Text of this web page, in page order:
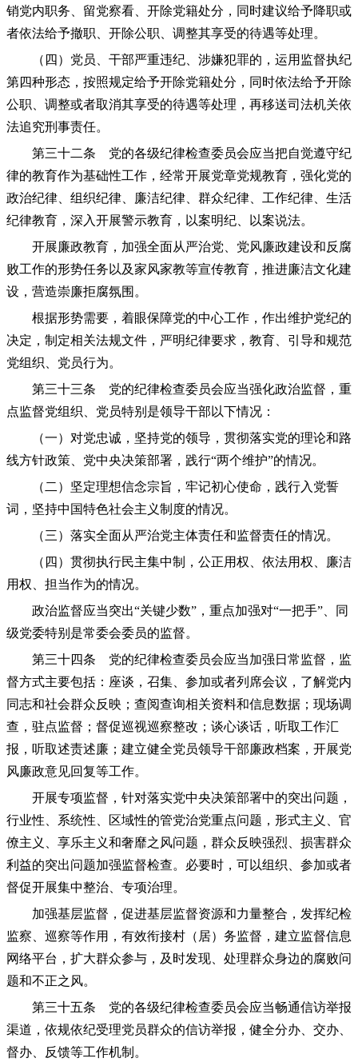
销党内职务、留党察看、开除党籍处分，同时建议给予降职或
者依法给予撤职、开除公职、调整其享受的待遇等处理。
（四）党员、干部严重违纪、涉嫌犯罪的，运用监督执纪
第四种形态，按照规定给予开除党籍处分，同时依法给予开除
公职、调整或者取消其享受的待遇等处理，再移送司法机关依
法追究刑事责任。
第三十二条 党的各级纪律检查委员会应当把自觉遵守纪
律的教育作为基础性工作，经常开展党章党规教育，强化党的
政治纪律、组织纪律、廉洁纪律、群众纪律、工作纪律、生活
纪律教育，深入开展警示教育，以案明纪、以案说法。
开展廉政教育，加强全面从严治党、党风廉政建设和反腐
败工作的形势任务以及家风家教等宣传教育，推进廉洁文化建
设，营造崇廉拒腐氛围。
根据形势需要，着眼保障党的中心工作，作出维护党纪的
决定，制定相关法规文件，严明纪律要求，教育、引导和规范
党组织、党员行为。
第三十三条 党的纪律检查委员会应当强化政治监督，重
点监督党组织、党员特别是领导干部以下情况：
（一）对党忠诚，坚持党的领导，贯彻落实党的理论和路
线方针政策、党中央决策部署，践行“两个维护”的情况。
（二）坚定理想信念宗旨，牢记初心使命，践行入党誓
词，坚持中国特色社会主义制度的情况。
（三）落实全面从严治党主体责任和监督责任的情况。
（四）贯彻执行民主集中制，公正用权、依法用权、廉洁
用权、担当作为的情况。
政治监督应当突出“关键少数”，重点加强对“一把手”、同
级党委特别是常委会委员的监督。
第三十四条 党的纪律检查委员会应当加强日常监督，监
督方式主要包括：座谈，召集、参加或者列席会议，了解党内
同志和社会群众反映；查阅查询相关资料和信息数据；现场调
查，驻点监督；督促巡视巡察整改；谈心谈话，听取工作汇
报，听取述责述廉；建立健全党员领导干部廉政档案，开展党
风廉政意见回复等工作。
开展专项监督，针对落实党中央决策部署中的突出问题，
行业性、系统性、区域性的管党治党重点问题，形式主义、官
僚主义、享乐主义和奢靡之风问题，群众反映强烈、损害群众
利益的突出问题加强监督检查。必要时，可以组织、参加或者
督促开展集中整治、专项治理。
加强基层监督，促进基层监督资源和力量整合，发挥纪检
监察、巡察等作用，有效衔接村（居）务监督，建立监督信息
网络平台，扩大群众参与，及时发现、处理群众身边的腐败问
题和不正之风。
第三十五条 党的各级纪律检查委员会应当畅通信访举报
渠道，依规依纪受理党员群众的信访举报，健全分办、交办、
督办、反馈等工作机制。